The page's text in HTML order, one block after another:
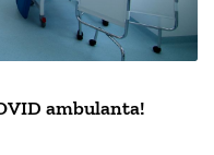
ambulanta!